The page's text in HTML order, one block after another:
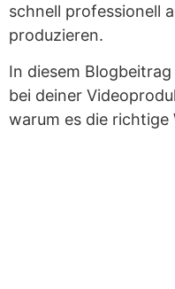
schnell professionell
produzieren.
In diesem
bei deiner
warum es die richtige